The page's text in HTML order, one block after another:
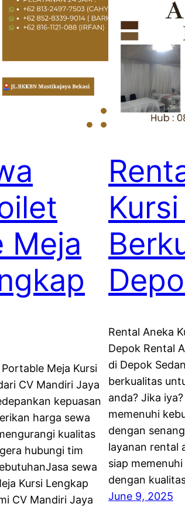
Meja
Meja Kursi
CV Mandiri Jaya
kepuasan
harga sewa
kualitas
hubungi tim
sewa
Kursi Lengkap
CV Mandiri Jaya
Rental Aneka
Depok Rental
di Depok
berkualitas
anda? Jika
memenuhi
dengan
layanan rental
siap
dengan
June 9, 2025